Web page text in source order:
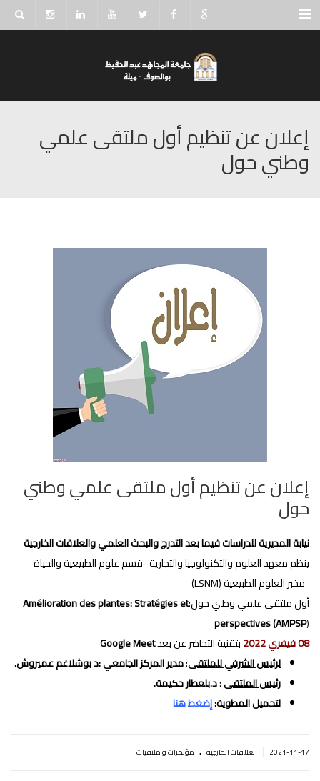
Menu
إعلان عن تنظيم أول ملتقى علمي
وطني حول‎‎
إعلان عن تنظيم أول ملتقى علمي وطني
حول‎‎
نيابة المديرية للدراسات فيما بعد التدرج والبحث العلمي والعلاقات الخارجية
ينظم معهد العلوم والتكنولوجيا والتجارية- قسم علوم الطبيعية والحياة
-مخبر العلوم الطبيعية (LSNM)
أول ملتقى علمي وطني حول:Amélioration des plantes: Stratégies et
perspectives (AMPSP)
08 فيفري 2022بتقنية التحاضر عن بعدGoogle Meet
لرئيس الشرفي للملتقى:مدير المركز الجامعي :د بوشلاغم عميروش.
رئيس الملتقى:د.بلعطار حكيمة.
لتحميل المطوية:إضغط هنا
2021-11-17 العلاقات الخارجية . مؤتمرات و ملتقيات